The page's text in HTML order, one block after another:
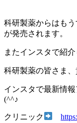
科研製薬からはも
が発売されます。
またインスタで紹介
科研製薬の皆さま
インスタで最新情
(^^♪
クリニック